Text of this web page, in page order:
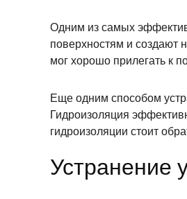
Одним из самых
поверхностям и создают
мог хорошо прилегать к
Еще одним способом
Гидроизоляция
гидроизоляции стоит
Устранение